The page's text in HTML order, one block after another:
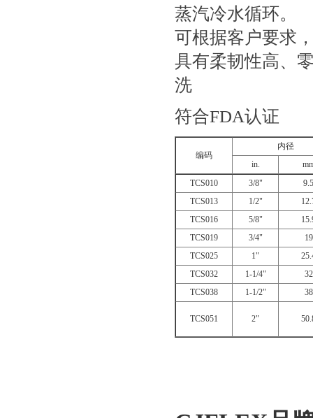
蒸汽冷水循环。
可根据客户要求
具有柔韧性高、
洗
符合FDA认证
编码
内径
in.
TCS010
3/8"
9.5
TCS013
1/2"
TCS016
5/8"
TCS019
3/4"
19
TCS025
1"
TCS032
1-1/4"
32
TCS038
1-1/2" 38
TCS051 2"